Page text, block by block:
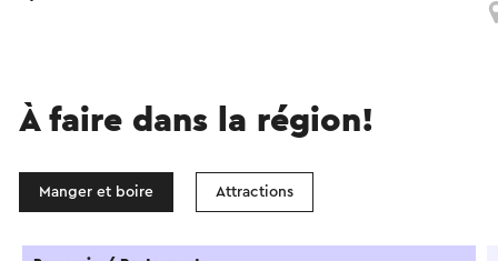
À faire dans la région!
Manger et boire Attractions